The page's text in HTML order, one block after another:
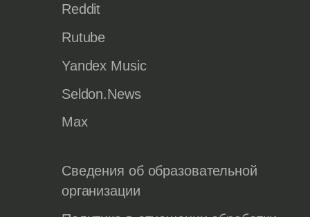
Reddit
Rutube
Yandex Music
Seldon.News
Max
Сведения об образовательной
организации